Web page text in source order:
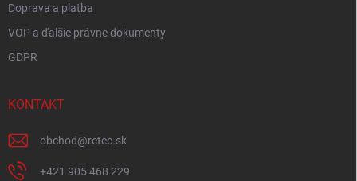
Doprava a platba
VOP a ďalšie právne dokumenty
GDPR
KONTAKT
obchod@retec.sk
+421 905 468 229